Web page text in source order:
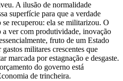
A ilusão de normalidade
superfície para que a verdade
se recuperou: ela se militarizou. O
a ver com produtividade, inovação
fruto de um Estado
militares crescentes que
marcada por estagnação e desgaste.
do governo está
de trincheira.